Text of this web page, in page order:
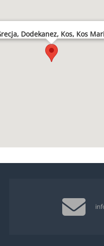
Dodekanez, Kos, Kos